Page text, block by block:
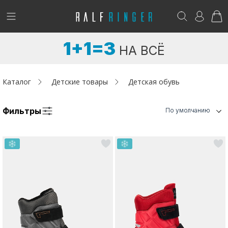
!
Женщинам
Акции / Новости
Адреса магазинов
Возникли вопросы? - club@ralf.ru
1+1=3 НА ВСЁ
Каталог Детские товары Детская обувь
Фильтры По умолчанию